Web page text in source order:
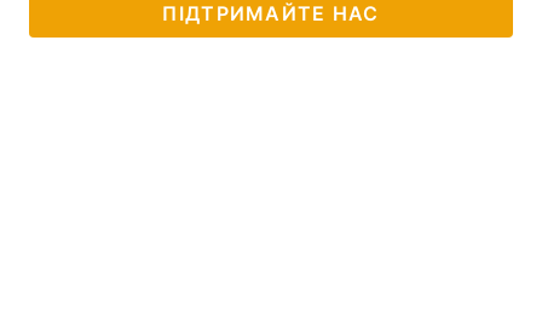
ПІДТРИМАЙТЕ НАС